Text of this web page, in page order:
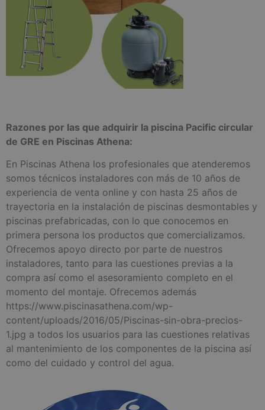
Razones por las que adquirir la piscina Pacific circular
de GRE en Piscinas Athena:
En Piscinas Athena los profesionales que atenderemos
somos técnicos instaladores con más de 10 años de
experiencia de venta online y con hasta 25 años de
trayectoria en la instalación de piscinas desmontables y
piscinas prefabricadas, con lo que conocemos en
primera persona los productos que comercializamos.
Ofrecemos apoyo directo por parte de nuestros
instaladores, tanto para las cuestiones previas a la
compra así como el asesoramiento completo en el
momento del montaje. Ofrecemos además
https://www.piscinasathena.com/wp-
content/uploads/2016/05/Piscinas-sin-obra-precios-
1.jpg a todos los usuarios para las cuestiones relativas
al mantenimiento de los componentes de la piscina así
como del cuidado y control del agua.